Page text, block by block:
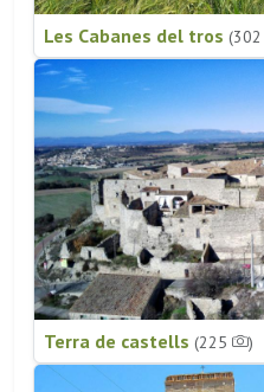
Les Cabanes del tros (302
Terra de castells (225 )